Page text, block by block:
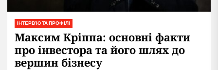
ІНТЕРВ'Ю ТА ПРОФІЛІ
Максим Кріппа: основні факти
про інвестора та його шлях до
вершин бізнесу